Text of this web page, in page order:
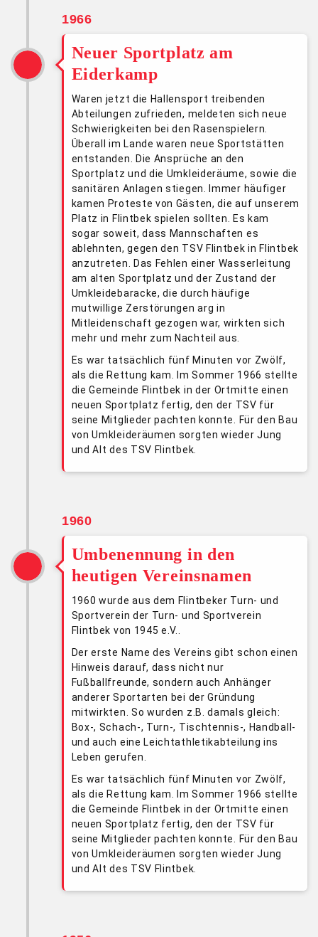
1966
Neuer Sportplatz am
Eiderkamp
Waren jetzt die Hallensport treibenden
Abteilungen zufrieden, meldeten sich neue
Schwierigkeiten bei den Rasenspielern.
Überall im Lande waren neue Sportstätten
entstanden. Die Ansprüche an den
Sportplatz und die Umkleideräume, sowie die
sanitären Anlagen stiegen. Immer häufiger
kamen Proteste von Gästen, die auf unserem
Platz in Flintbek spielen sollten. Es kam
sogar soweit, dass Mannschaften es
ablehnten, gegen den TSV Flintbek in Flintbek
anzutreten. Das Fehlen einer Wasserleitung
am alten Sportplatz und der Zustand der
Umkleidebaracke, die durch häufige
mutwillige Zerstörungen arg in
Mitleidenschaft gezogen war, wirkten sich
mehr und mehr zum Nachteil aus.
Es war tatsächlich fünf Minuten vor Zwölf,
als die Rettung kam. Im Sommer 1966 stellte
die Gemeinde Flintbek in der Ortmitte einen
neuen Sportplatz fertig, den der TSV für
seine Mitglieder pachten konnte. Für den Bau
von Umkleideräumen sorgten wieder Jung
und Alt des TSV Flintbek.
1960
Umbenennung in den
heutigen Vereinsnamen
1960 wurde aus dem Flintbeker Turn- und
Sportverein der Turn- und Sportverein
Flintbek von 1945 e.V..
Der erste Name des Vereins gibt schon einen
Hinweis darauf, dass nicht nur
Fußballfreunde, sondern auch Anhänger
anderer Sportarten bei der Gründung
mitwirkten. So wurden z.B. damals gleich:
Box-, Schach-, Turn-, Tischtennis-, Handball-
und auch eine Leichtathletikabteilung ins
Leben gerufen.
Es war tatsächlich fünf Minuten vor Zwölf,
als die Rettung kam. Im Sommer 1966 stellte
die Gemeinde Flintbek in der Ortmitte einen
neuen Sportplatz fertig, den der TSV für
seine Mitglieder pachten konnte. Für den Bau
von Umkleideräumen sorgten wieder Jung
und Alt des TSV Flintbek.